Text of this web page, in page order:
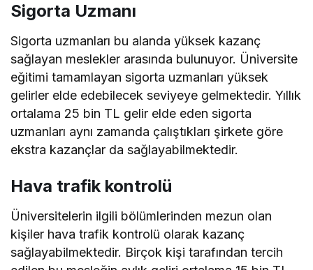
Sigorta Uzmanı
Sigorta uzmanları bu alanda yüksek kazanç
sağlayan meslekler arasında bulunuyor. Üniversite
eğitimi tamamlayan sigorta uzmanları yüksek
gelirler elde edebilecek seviyeye gelmektedir. Yıllık
ortalama 25 bin TL gelir elde eden sigorta
uzmanları aynı zamanda çalıştıkları şirkete göre
ekstra kazançlar da sağlayabilmektedir.
Hava trafik kontrolü
Üniversitelerin ilgili bölümlerinden mezun olan
kişiler hava trafik kontrolü olarak kazanç
sağlayabilmektedir. Birçok kişi tarafından tercih